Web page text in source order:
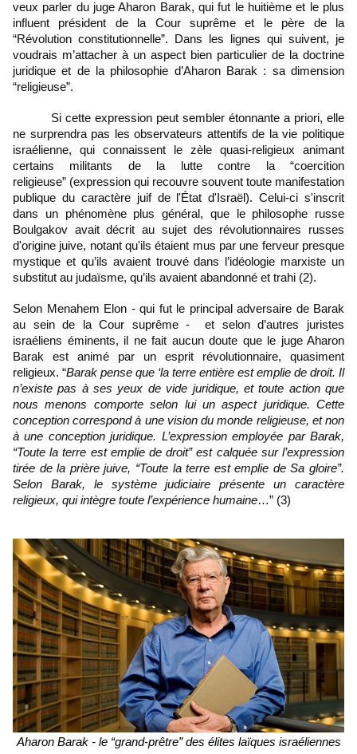
veux parler du juge Aharon Barak, qui fut le huitième et le plus
influent président de la Cour suprême et le père de la
“Révolution constitutionnelle”. Dans les lignes qui suivent, je
voudrais m’attacher à un aspect bien particulier de la doctrine
juridique et de la philosophie d’Aharon Barak : sa dimension
“religieuse”.
Si cette expression peut sembler étonnante a priori, elle
ne surprendra pas les observateurs attentifs de la vie politique
israélienne, qui connaissent le zèle quasi-religieux animant
certains militants de la lutte contre la “coercition
religieuse” (expression qui recouvre souvent toute manifestation
publique du caractère juif de l'État d'Israël). Celui-ci s'inscrit
dans un phénomène plus général, que le philosophe russe
Boulgakov avait décrit au sujet des révolutionnaires russes
d'origine juive, notant qu'ils étaient mus par une ferveur presque
mystique et qu’ils avaient trouvé dans l’idéologie marxiste un
substitut au judaïsme, qu’ils avaient abandonné et trahi (2).
Selon Menahem Elon - qui fut le principal adversaire de Barak
au sein de la Cour suprême -  et selon d’autres juristes
israéliens éminents, il ne fait aucun doute que le juge Aharon
Barak est animé par un esprit révolutionnaire, quasiment
religieux. “Barak pense que ‘la terre entière est emplie de droit. Il
n’existe pas à ses yeux de vide juridique, et toute action que
nous menons comporte selon lui un aspect juridique. Cette
conception correspond à une vision du monde religieuse, et non
à une conception juridique. L’expression employée par Barak,
“Toute la terre est emplie de droit” est calquée sur l’expression
tirée de la prière juive, “Toute la terre est emplie de Sa gloire”.
Selon Barak, le système judiciaire présente un caractère
religieux, qui intègre toute l’expérience humaine…” (3)
Aharon Barak - le “grand-prêtre” des élites laïques israéliennes